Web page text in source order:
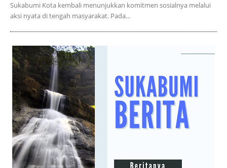
Sukabumi Kota kembali menunjukkan komitmen sosialnya melalui
aksi nyata di tengah masyarakat. Pada...